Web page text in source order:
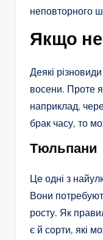
неповторного
Якщо не
Деякі
восени. Проте
наприклад,
брак часу, то
Тюльпани
Це одні з
Вони
росту. Як
є й сорти, які